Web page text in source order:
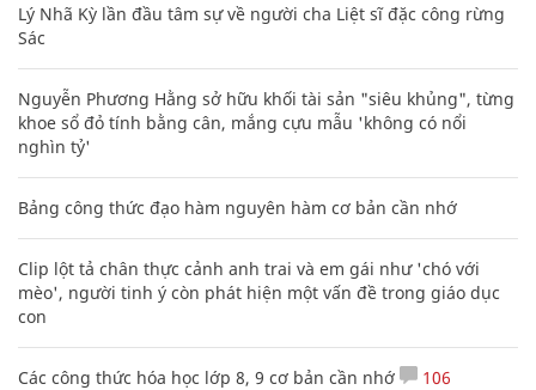
Lý Nhã Kỳ lần đầu tâm sự về người cha Liệt sĩ đặc công rừng
Sác
Nguyễn Phương Hằng sở hữu khối tài sản "siêu khủng", từng
khoe sổ đỏ tính bằng cân, mắng cựu mẫu 'không có nổi
nghìn tỷ'
Bảng công thức đạo hàm nguyên hàm cơ bản cần nhớ
Clip lột tả chân thực cảnh anh trai và em gái như 'chó với
mèo', người tinh ý còn phát hiện một vấn đề trong giáo dục
con
Các công thức hóa học lớp 8, 9 cơ bản cần nhớ 106